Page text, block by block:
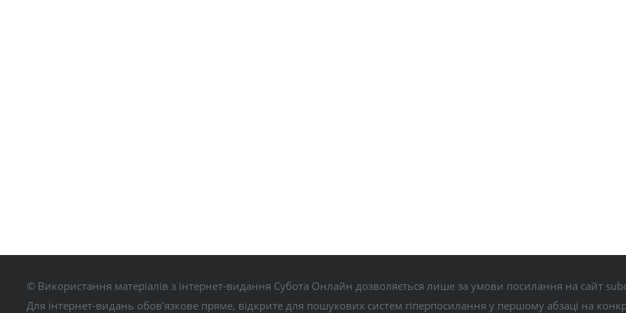
© Використання матеріалів з інтернет-видання Субота Онлайн дозволяється лише за умови посилання на сайт
Для інтернет-видань обов’язкове пряме, відкрите для пошукових систем гіперпосилання у першому абзаці на